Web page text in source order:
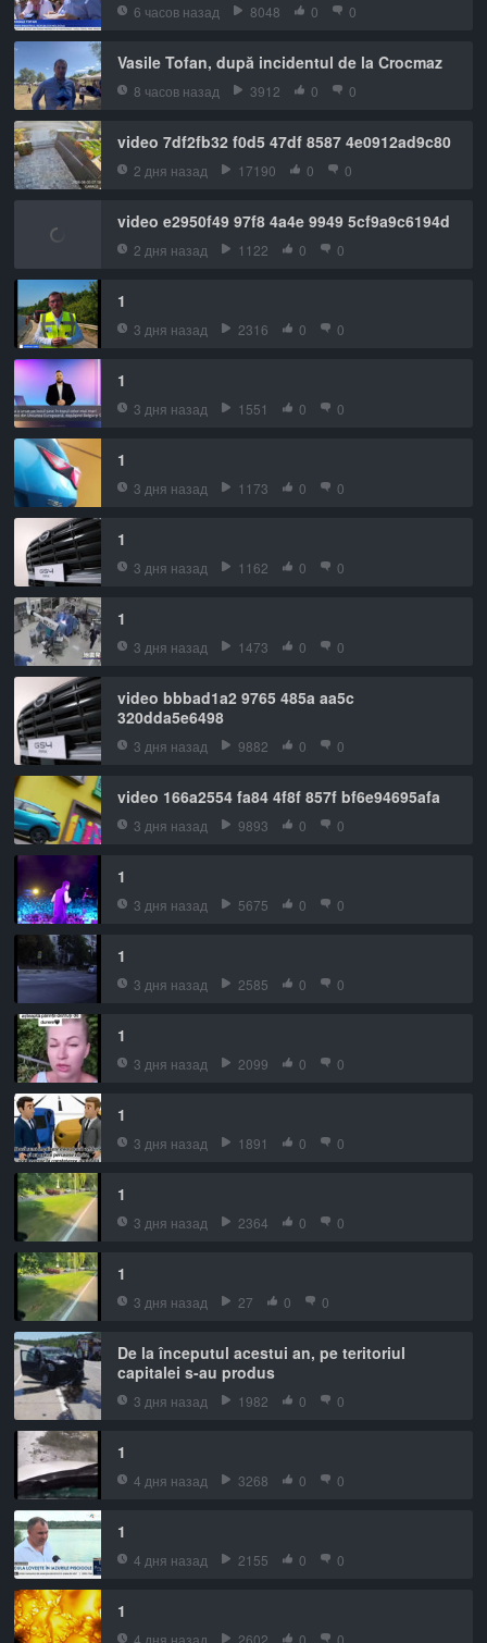
6 часов назад 8048 0 0
Vasile Tofan, după incidentul de la Crocmaz
8 часов назад 3912 0 0
video 7df2fb32 f0d5 47df 8587 4e0912ad9c80
2 дня назад 17190 0 0
video e2950f49 97f8 4a4e 9949 5cf9a9c6194d
2 дня назад 1122 0 0
1
3 дня назад 2316 0 0
1
3 дня назад 1551 0 0
1
3 дня назад 1173 0 0
1
3 дня назад 1162 0 0
1
3 дня назад 1473 0 0
video bbbad1a2 9765 485a aa5c
320dda5e6498
3 дня назад 9882 0 0
video 166a2554 fa84 4f8f 857f bf6e94695afa
3 дня назад 9893 0 0
1
3 дня назад 5675 0 0
1
3 дня назад 2585 0 0
1
3 дня назад 2099 0 0
1
3 дня назад 1891 0 0
1
3 дня назад 2364 0 0
1
3 дня назад 27 0 0
De la începutul acestui an, pe teritoriul
capitalei s-au produs
3 дня назад 1982 0 0
1
4 дня назад 3268 0 0
1
4 дня назад 2155 0 0
1
4 дня назад 2602 0 0